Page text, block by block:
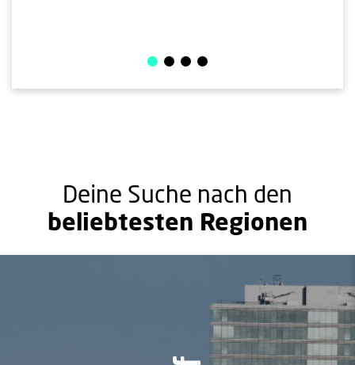
Deine Suche nach den
beliebtesten Regionen